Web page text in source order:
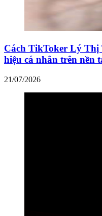
Cách TikToker Lý
hiệu cá nhân trên nền
21/07/2026